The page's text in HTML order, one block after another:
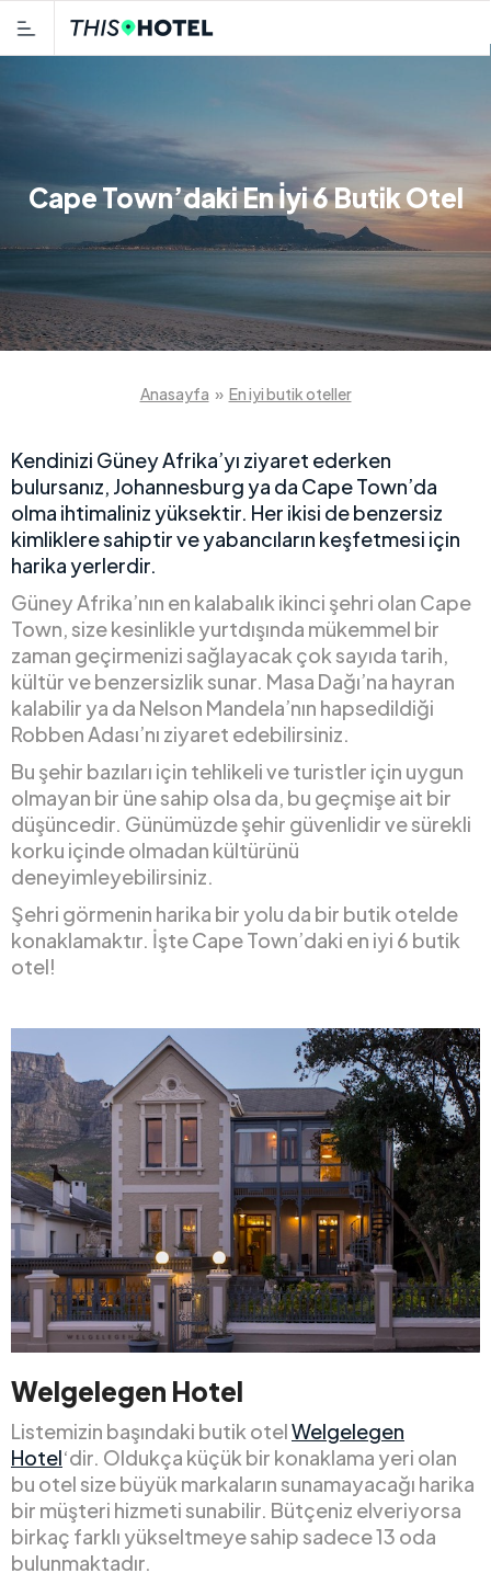
Cape Town’daki En İyi 6 Butik Otel
Anasayfa » En iyi butik oteller
Kendinizi Güney Afrika’yı ziyaret ederken
bulursanız, Johannesburg ya da Cape Town’da
olma ihtimaliniz yüksektir. Her ikisi de benzersiz
kimliklere sahiptir ve yabancıların keşfetmesi için
harika yerlerdir.
Güney Afrika’nın en kalabalık ikinci şehri olan Cape
Town, size kesinlikle yurtdışında mükemmel bir
zaman geçirmenizi sağlayacak çok sayıda tarih,
kültür ve benzersizlik sunar. Masa Dağı’na hayran
kalabilir ya da Nelson Mandela’nın hapsedildiği
Robben Adası’nı ziyaret edebilirsiniz.
Bu şehir bazıları için tehlikeli ve turistler için uygun
olmayan bir üne sahip olsa da, bu geçmişe ait bir
düşüncedir. Günümüzde şehir güvenlidir ve sürekli
korku içinde olmadan kültürünü
deneyimleyebilirsiniz.
Şehri görmenin harika bir yolu da bir butik otelde
konaklamaktır. İşte Cape Town’daki en iyi 6 butik
otel!
Welgelegen Hotel
Listemizin başındaki butik otelWelgelegen
Hotel‘dir. Oldukça küçük bir konaklama yeri olan
bu otel size büyük markaların sunamayacağı harika
bir müşteri hizmeti sunabilir. Bütçeniz elveriyorsa
birkaç farklı yükseltmeye sahip sadece 13 oda
bulunmaktadır.